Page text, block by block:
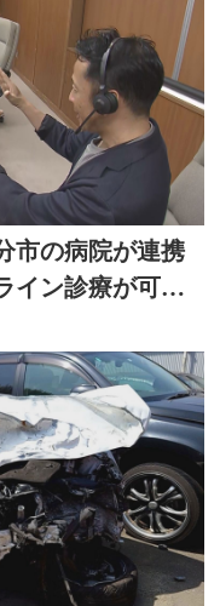
市の病院が連携
イン診療が可能